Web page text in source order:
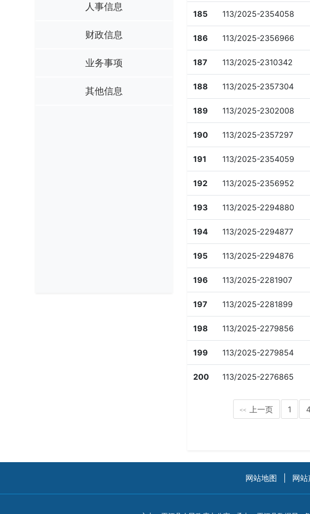
人事信息
财政信息
业务事项
其他信息
185 113/2025-2354058
186 113/2025-2356966
187 113/2025-2310342
188 113/2025-2357304
189 113/2025-2302008
190 113/2025-2357297
191 113/2025-2354059
192 113/2025-2356952
193 113/2025-2294880
194 113/2025-2294877
195 113/2025-2294876
196 113/2025-2281907
197 113/2025-2281899
198 113/2025-2279856
199 113/2025-2279854
200 113/2025-2276865
<< 上一页 1
网站地图 网站